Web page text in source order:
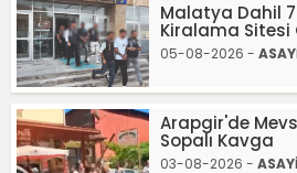
Malatya Dahil
Kiralama Sitesi
05-08-2026 -
Arapgir'de
Sopalı Kavga
03-08-2026 -